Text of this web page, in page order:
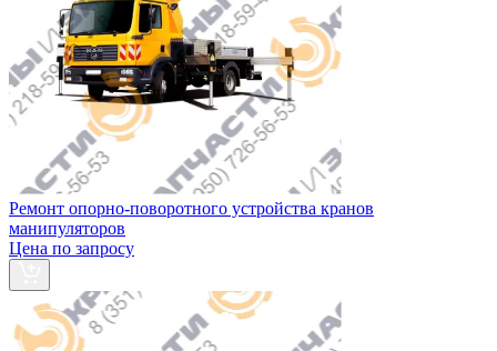
Ремонт опорно-поворотного устройства кранов
манипуляторов
Цена по запросу